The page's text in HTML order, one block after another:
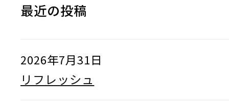
最近の投稿
2026年7月31日
リフレッシュ